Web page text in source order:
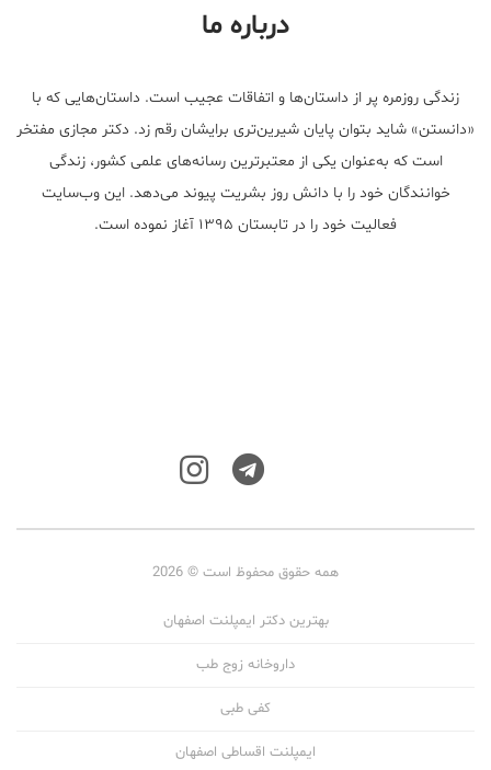
درباره ما
زندگی روزمره پر از داستان‌ها و اتفاقات عجیب است. داستان‌هایی که با
«دانستن» شاید بتوان پایان شیرین‌تری برایشان رقم زد. دکتر مجازی مفتخر
است که به‌عنوان یکی از معتبر‌ترین رسانه‌های علمی کشور، زندگی
خوانندگان خود را با دانش روز بشریت پیوند می‌دهد. این وب‌سایت
فعالیت خود را در تابستان ۱۳۹۵ آغاز نموده است.
همه حقوق محفوظ است © 2026
بهترین دکتر ایمپلنت اصفهان
داروخانه زوج طب
کفی طبی
ایمپلنت اقساطی اصفهان